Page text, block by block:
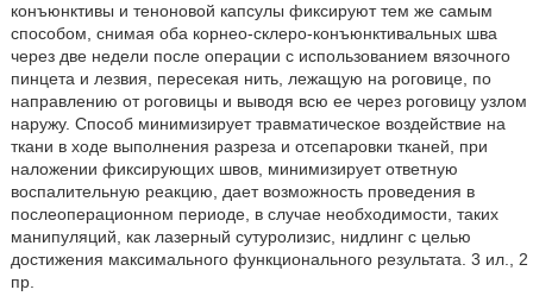
конъюнктивы и теноновой капсулы фиксируют тем же самым
способом, снимая оба корнео-склеро-конъюнктивальных шва
через две недели после операции с использованием вязочного
пинцета и лезвия, пересекая нить, лежащую на роговице, по
направлению от роговицы и выводя всю ее через роговицу узлом
наружу. Способ минимизирует травматическое воздействие на
ткани в ходе выполнения разреза и отсепаровки тканей, при
наложении фиксирующих швов, минимизирует ответную
воспалительную реакцию, дает возможность проведения в
послеоперационном периоде, в случае необходимости, таких
манипуляций, как лазерный сутуролизис, нидлинг с целью
достижения максимального функционального результата. 3 ил., 2
пр.